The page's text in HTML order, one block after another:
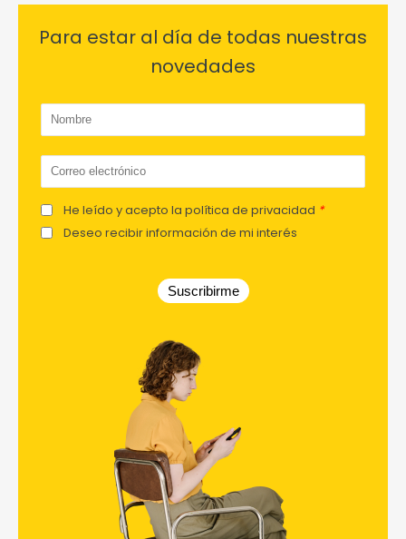
Para estar al día de todas nuestras
novedades
He leído y acepto la política de privacidad *
Deseo recibir información de mi interés
Suscribirme